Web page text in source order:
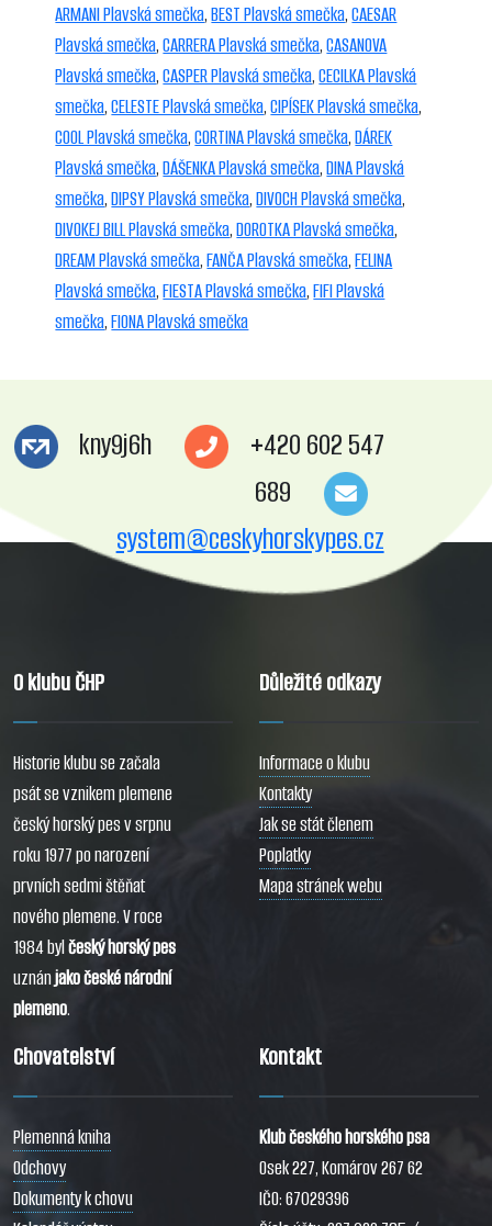
ARMANI Plavská smečka,BEST Plavská smečka,CAESAR
Plavská smečka,CARRERA Plavská smečka,CASANOVA
Plavská smečka,CASPER Plavská smečka,CECILKA Plavská
smečka,CELESTE Plavská smečka,CIPÍSEK Plavská smečka,
COOL Plavská smečka,CORTINA Plavská smečka,DÁREK
Plavská smečka,DÁŠENKA Plavská smečka,DINA Plavská
smečka,DIPSY Plavská smečka,DIVOCH Plavská smečka,
DIVOKEJ BILL Plavská smečka,DOROTKA Plavská smečka,
DREAM Plavská smečka,FANČA Plavská smečka,FELINA
Plavská smečka,FIESTA Plavská smečka,FIFI Plavská
smečka,FIONA Plavská smečka
kny9j6h
+420 602 547
689
system@ceskyhorskypes.cz
O klubu ČHP
Historie klubu se začala
psát se vznikem plemene
český horský pes v srpnu
roku 1977 po narození
prvních sedmi štěňat
nového plemene. V roce
1984 bylčeský horský pes
uznánjako české národní
plemeno.
Důležité odkazy
Informace o klubu
Kontakty
Jak se stát členem
Poplatky
Mapa stránek webu
Chovatelství
Plemenná kniha
Odchovy
Dokumenty k chovu
Kontakt
Klub českého horského psa
Osek 227, Komárov 267 62
IČO: 67029396